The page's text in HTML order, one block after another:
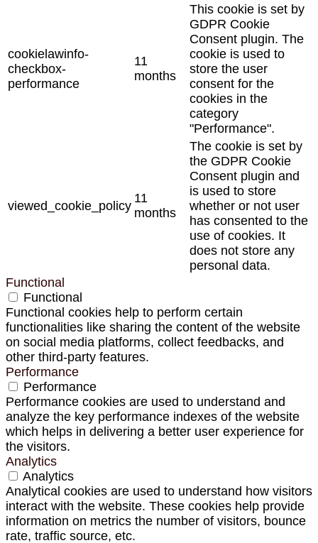
cookielawinfo-
checkbox-
performance
11
months
This cookie is set by
GDPR Cookie
Consent plugin. The
cookie is used to
store the user
consent for the
cookies in the
category
"Performance".
viewed_cookie_policy
11
months
The cookie is set by
the GDPR Cookie
Consent plugin and
is used to store
whether or not user
has consented to the
use of cookies. It
does not store any
personal data.
Functional
Functional
Functional cookies help to perform certain
functionalities like sharing the content of the website
on social media platforms, collect feedbacks, and
other third-party features.
Performance
Performance
Performance cookies are used to understand and
analyze the key performance indexes of the website
which helps in delivering a better user experience for
the visitors.
Analytics
Analytics
Analytical cookies are used to understand how visitors
interact with the website. These cookies help provide
information on metrics the number of visitors, bounce
rate, traffic source, etc.